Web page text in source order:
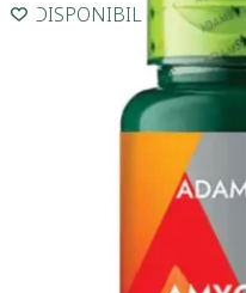
INDISPONIBIL